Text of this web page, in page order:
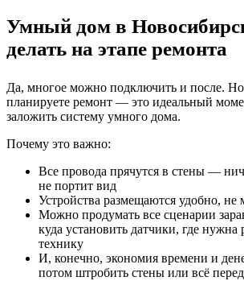
Умный дом в
делать на этапе ремонта
Да, многое можно подключить и после.
планируете ремонт — это идеальный
заложить систему умного дома.
Почему это важно:
Все провода прячутся в стены —
не портит вид
Устройства размещаются удобно,
Можно продумать все сценарии
куда установить датчики, где
технику
И, конечно, экономия времени и
потом штробить стены или всё